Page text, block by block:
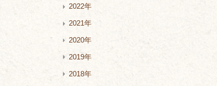
2022年
2021年
2020年
2019年
2018年